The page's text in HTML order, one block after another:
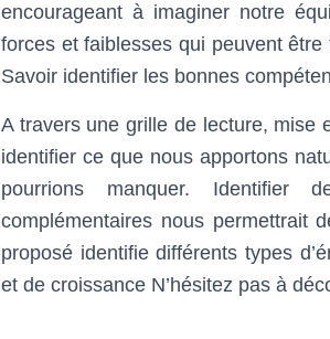
encourageant à imaginer notre
forces et faiblesses qui peuvent
Savoir identifier les bonnes
A travers une grille de lecture, mise
identifier ce que nous apportons
pourrions manquer. Identifier
complémentaires nous permettrait
proposé identifie différents types
et de croissance N’hésitez pas à